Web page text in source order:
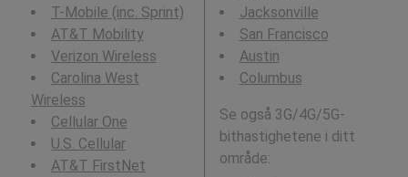
T-Mobile (inc. Sprint)
AT&T Mobility
Verizon Wireless
Carolina West
Wireless
Cellular One
U.S. Cellular
AT&T FirstNet
Jacksonville
San Francisco
Austin
Columbus
Se også 3G/4G/5G-
bithastighetene i ditt
område: